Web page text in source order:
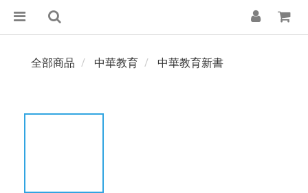
全部商品 中華教育 中華教育新書